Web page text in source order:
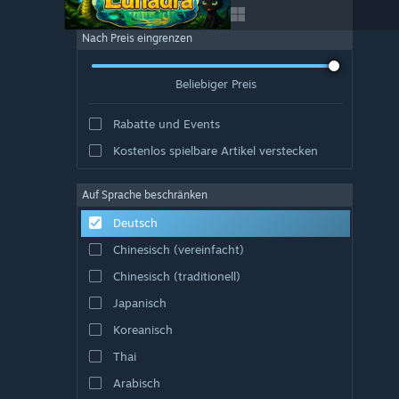
Nach Preis eingrenzen
Beliebiger Preis
Rabatte und Events
Kostenlos spielbare Artikel verstecken
Auf Sprache beschränken
Deutsch
Chinesisch (vereinfacht)
Chinesisch (traditionell)
Japanisch
Koreanisch
Thai
Arabisch